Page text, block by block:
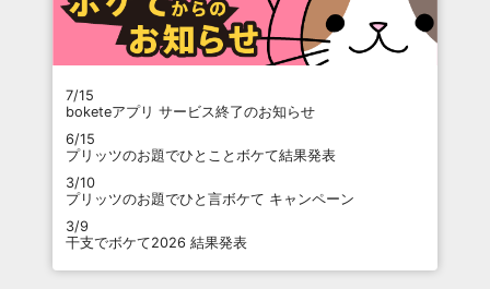
7/15
boketeアプリ サービス終了のお知らせ
6/15
プリッツのお題でひとことボケて結果発表
3/10
プリッツのお題でひと言ボケて キャンペーン
3/9
干支でボケて2026 結果発表